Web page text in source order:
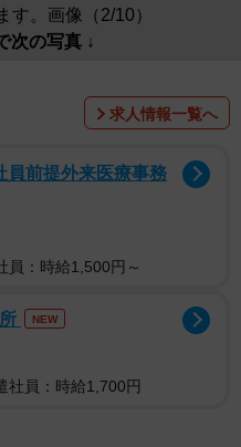
す。画像（2/10）
次の写真 ↓
求人情報一覧へ
員前提外来医療事務
員：時給1,500円～
NEW
社員：時給1,700円